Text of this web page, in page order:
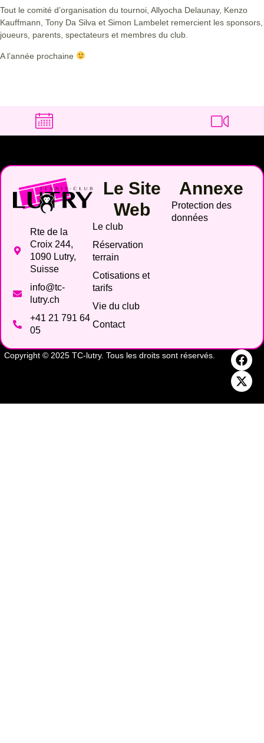
Tout le comité d’organisation du tournoi, Allyocha Delaunay, Kenzo
Kauffmann, Tony Da Silva et Simon Lambelet remercient les sponsors,
joueurs, parents, spectateurs et membres du club.
A l’année prochaine
Rte de la
Croix 244,
1090 Lutry,
Suisse
info@tc-
lutry.ch
+41 21 791 64
05
Le Site
Web
Le club
Réservation
terrain
Cotisations et
tarifs
Vie du club
Contact
Annexe
Protection des
données
Copyright © 2025 TC-lutry. Tous les droits sont réservés.